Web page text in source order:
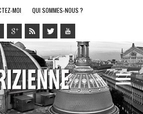
MOI QUI SOMMES-NOUS ?